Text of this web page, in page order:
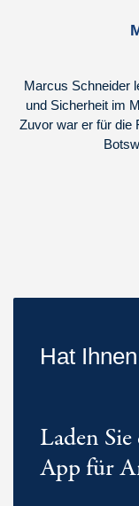
Marcus Schneider
und Sicherheit im
Zuvor war er für die
Hat
Laden
App für